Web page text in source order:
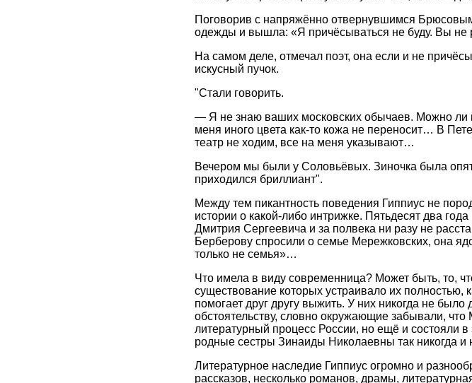
Поговорив с напряжённо отвернувшимся
одежды и вышла: «Я причёсываться не буду. Вы не
На самом деле, отмечал поэт, она если и не
искусный пучок.
"Стали говорить.
— Я не знаю ваших московских обычаев. Можно ли
меня иного цвета как-то кожа не переносит… В
театр не ходим, все на меня указывают…
Вечером мы были у Соловьёвых. Зиночка была
приходился бриллиант".
Между тем пикантность поведения Гиппиус не
истории о какой-либо интрижке. Пятьдесят два
Дмитрия Сергеевича и за полвека ни разу не
Берберову спросили о семье Мережковских, она
только не семья»…
Что имела в виду современница? Может быть, то,
существование которых устраивало их полностью,
помогает друг другу выжить. У них никогда не
обстоятельству, словно окружающие забывали, что
литературный процесс России, но ещё и состояли в
родные сестры Зинаиды Николаевны так никогда
Литературное наследие Гиппиус огромно и
рассказов, несколько романов, драмы,